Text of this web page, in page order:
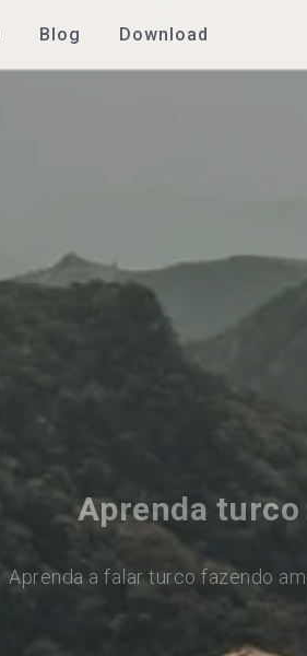
Blog Download
Aprenda turco
Aprenda a falar turco fazendo